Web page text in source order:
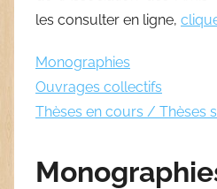
les consulter en ligne,
Monographies
Ouvrages collectifs
Thèses en cours / Thèses